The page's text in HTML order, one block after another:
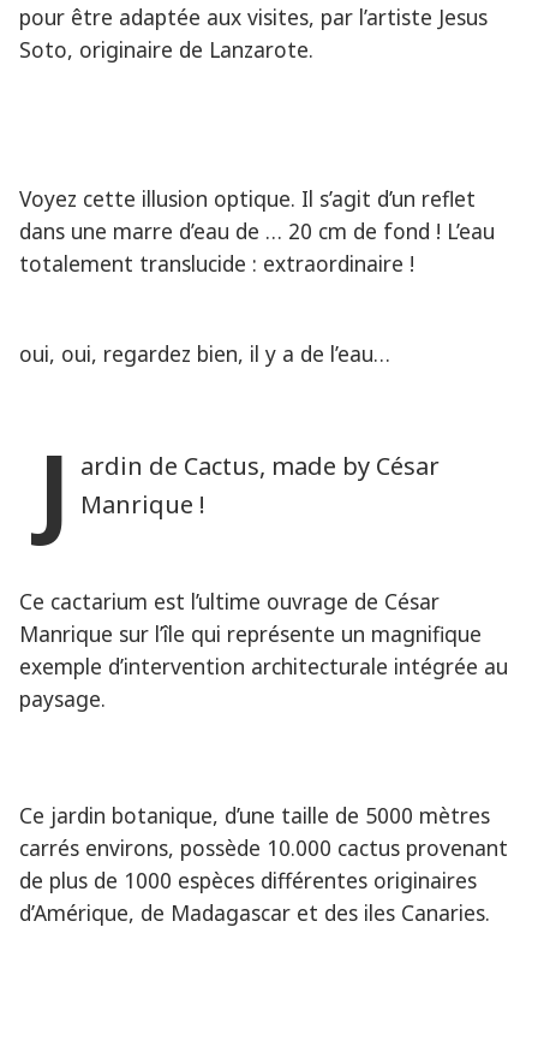
pour être adaptée aux visites, par l’artiste Jesus
Soto, originaire de Lanzarote.
Voyez cette illusion optique. Il s’agit d’un reflet
dans une marre d’eau de … 20 cm de fond ! L’eau
totalement translucide : extraordinaire !
oui, oui, regardez bien, il y a de l’eau…
J ardin de Cactus, made by César
Manrique !
Ce cactarium est l’ultime ouvrage de César
Manrique sur l’île qui représente un magnifique
exemple d’intervention architecturale intégrée au
paysage.
Ce jardin botanique, d’une taille de 5000 mètres
carrés environs, possède 10.000 cactus provenant
de plus de 1000 espèces différentes originaires
d’Amérique, de Madagascar et des iles Canaries.